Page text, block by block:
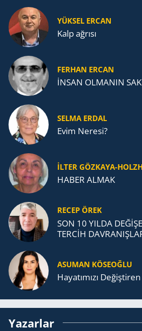
YÜKSEL ERCAN
Kalp ağrısı
FERHAN ERCAN
İNSAN OLMANIN
SELMA ERDAL
Evim Neresi?
İLTER GÖZKAYA-
HABER ALMAK
RECEP ÖREK
SON 10 YILDA
TERCİH
ASUMAN KÖSEOĞLU
Ha­ya­tı­mı­zı
Yazarlar